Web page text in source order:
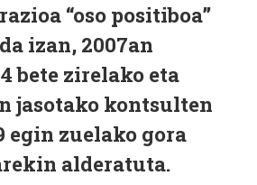
“oso positiboa”
izan, 2007an
bete zirelako eta
jasotako kontsulten
egin zuelako gora
alderatuta.